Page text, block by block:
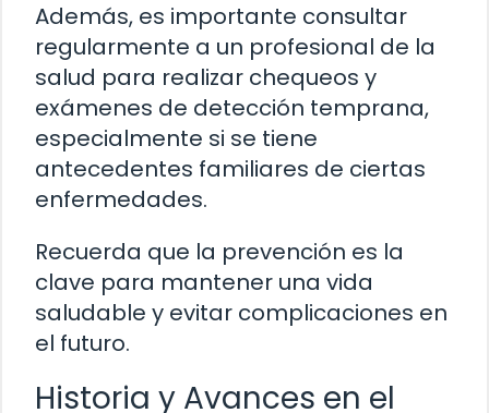
Además, es importante consultar
regularmente a un profesional de la
salud para realizar chequeos y
exámenes de detección temprana,
especialmente si se tiene
antecedentes familiares de ciertas
enfermedades.
Recuerda que la prevención es la
clave para mantener una vida
saludable y evitar complicaciones en
el futuro.
Historia y Avances en el